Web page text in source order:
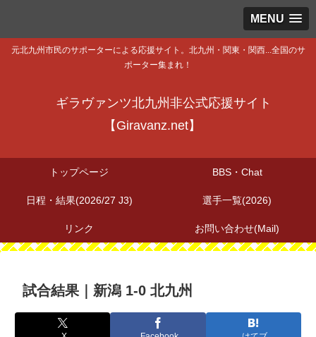
MENU
元北九州市民のサポーターによる応援サイト。北九州・関東・関西...全国のサ
ポーター集まれ！
ギラヴァンツ北九州非公式応援サイト
【Giravanz.net】
トップページ BBS・Chat
日程・結果(2026/27 J3) 選手一覧(2026)
リンク お問い合わせ(Mail)
試合結果｜新潟 1-0 北九州